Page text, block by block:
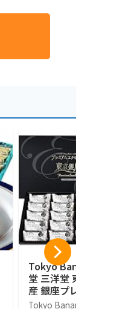
Tokyo Banana 三洋
堂 三洋堂 東京お土
産 銀座プレミアムエ
クセレントショコラ
Tokyo Banana